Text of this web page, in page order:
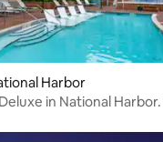
Harbor
in National Harbor.